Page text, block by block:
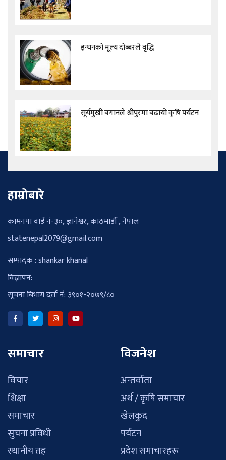
इन्धनको मूल्य दोब्बरले वृद्धि
सूर्यमुखी बगानले श्रीपुरमा बढायो कृषि पर्यटन
हाम्रोबारे
कामनपा वार्ड नं-३०, ज्ञानेश्वर, काठमाडौँ , नेपाल
statenepal2079@gmail.com
सम्पादक : shankar khanal
विज्ञापन:
सूचना बिभाग दर्ता नं: ३९०१-२०७९/८०
समाचार
विचार
शिक्षा
समाचार
सुचना प्रविधी
स्थानीय तह
विजनेश
अन्तर्वाता
अर्थ / कृषि समाचार
खेलकुद
पर्यटन
प्रदेश समाचारहरू